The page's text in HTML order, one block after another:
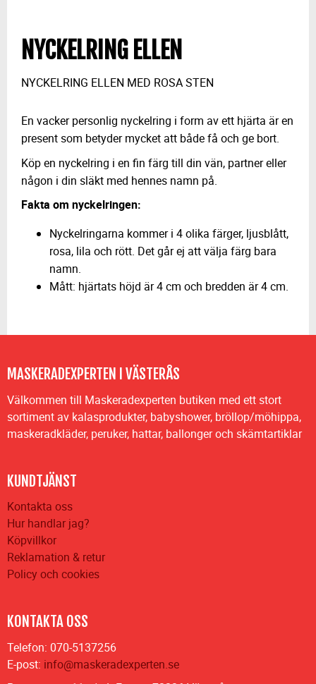
NYCKELRING ELLEN
NYCKELRING ELLEN MED ROSA STEN
En vacker personlig nyckelring i form av ett hjärta är en
present som betyder mycket att både få och ge bort.
Köp en nyckelring i en fin färg till din vän, partner eller
någon i din släkt med hennes namn på.
Fakta om nyckelringen:
Nyckelringarna kommer i 4 olika färger, ljusblått,
rosa, lila och rött. Det går ej att välja färg bara
namn.
Mått: hjärtats höjd är 4 cm och bredden är 4 cm.
MASKERADEXPERTEN I VÄSTERÅS
Välkommen till Maskeradexperten butiken med ett stort
sortiment av kalasprodukter, babyshower, bröllop/möhippa,
maskeradkläder, peruker, hattar, ballonger och skämtartiklar
KUNDTJÄNST
Kontakta oss
Hur handlar jag?
Köpvillkor
Reklamation & retur
Policy och cookies
KONTAKTA OSS
Telefon: 070-5137256
E-post: info@maskeradexperten.se